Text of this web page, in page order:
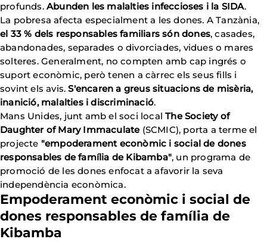
profunds. Abunden les malalties infeccioses i la SIDA.
La pobresa afecta especialment a les dones. A Tanzània,
el 33 % dels responsables familiars són dones, casades,
abandonades, separades o divorciades, vidues o mares
solteres. Generalment, no compten amb cap ingrés o
suport econòmic, però tenen a càrrec els seus fills i
sovint els avis.S'encaren a greus situacions de misèria,
inanició, malalties i discriminació.
Mans Unides, junt amb el soci localThe Society of
Daughter of Mary Immaculate(SCMIC), porta a terme el
projecte "empoderament econòmic i social de dones
responsables de família de Kibamba", un programa de
promoció de les dones enfocat a afavorir la seva
independència econòmica.
Empoderament econòmic i social de
dones responsables de família de
Kibamba